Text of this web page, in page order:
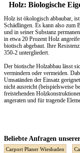
Holz: Biologische
Holz ist ökologisch abbaubar,
Schädlingen. Es kann also zum
und in seiner Substanz
in etwa 20 Prozent Holz
biotisch abgebaut. Ihre
350-2 untergliedert.
Der biotische Holzabbau lässt
vermindern oder vermeiden.
Umsatänden der Einsatz
nicht ausreicht (beispielsweise
freistehenden
angeraten und für tragende
Beliebte Anfragen
Carport Planer Wiesbaden